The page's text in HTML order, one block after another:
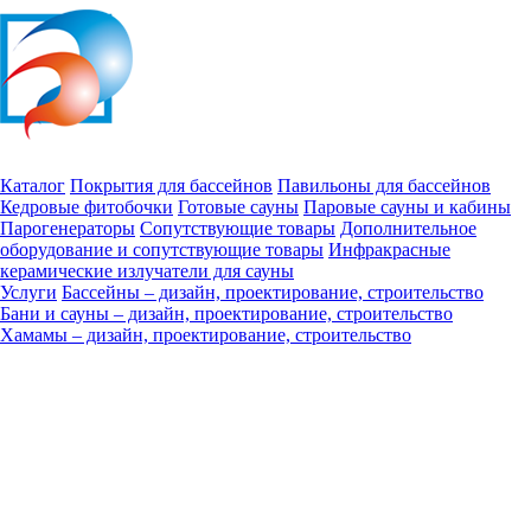
Каталог Покрытия для бассейнов Павильоны для бассейнов
Кедровые фитобочки Готовые сауны Паровые сауны и кабины
Парогенераторы Сопутствующие товары Дополнительное
оборудование и сопутствующие товары Инфракрасные
керамические излучатели для сауны
Услуги Бассейны – дизайн, проектирование, строительство
Бани и сауны – дизайн, проектирование, строительство
Хамамы – дизайн, проектирование, строительство